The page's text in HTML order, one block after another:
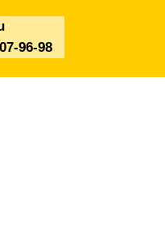
96-98